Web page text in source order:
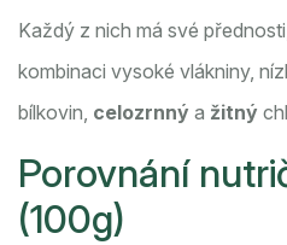
Každý z nich má své
kombinaci vysoké vlákniny,
bílkovin, celozrnný a žitný
Porovnání
(100g)